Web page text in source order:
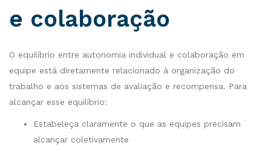
e colaboração
O equilíbrio entre autonomia individual e colaboração em
equipe está diretamente relacionado à organização do
trabalho e aos sistemas de avaliação e recompensa. Para
alcançar esse equilíbrio:
Estabeleça claramente o que as equipes precisam
alcançar coletivamente